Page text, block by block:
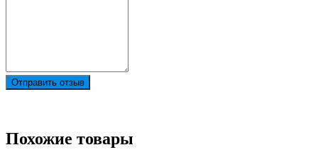
Отправить отзыв
Похожие товары